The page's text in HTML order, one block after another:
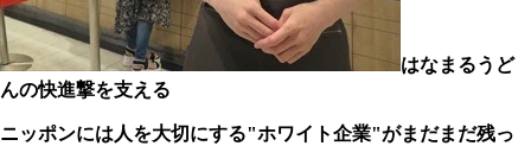
はなまるうど
んの快進撃を支える
ニッポンには人を大切にする"ホワイト企業"がまだまだ残っ